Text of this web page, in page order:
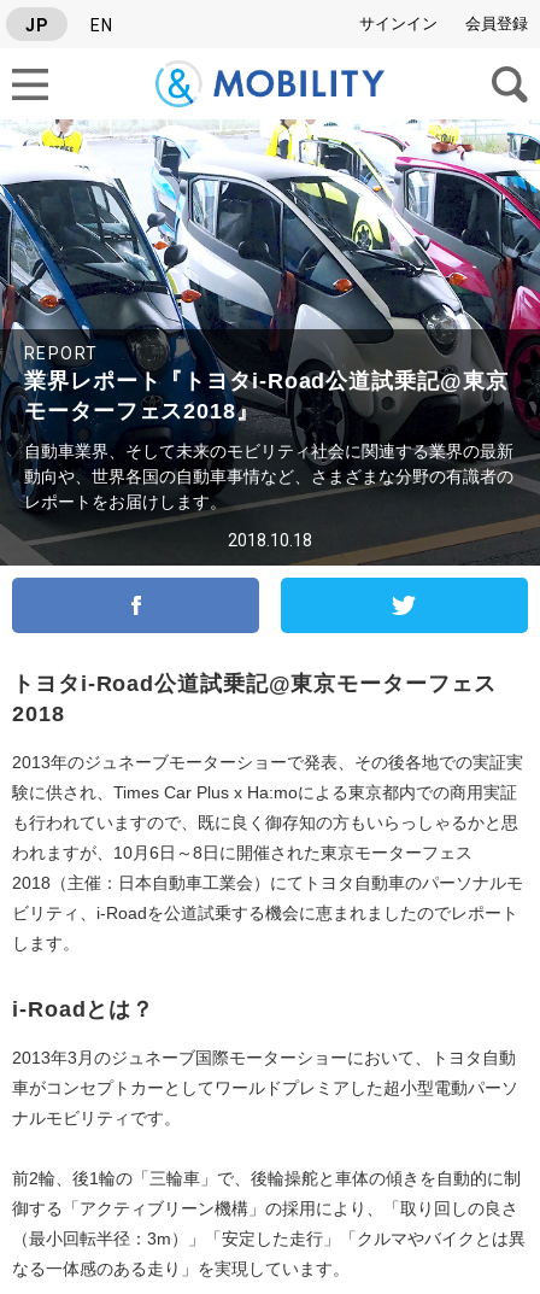
JP EN サインイン 会員登録
タグから検索
SERIES
#Israel News Letter #グルーバル自動車ニュース #業界レポート
REPORT
業界レポート『トヨタi-Road公道試乗記@東京
モーターフェス2018』
自動車業界、そして未来のモビリティ社会に関連する業界の最新
動向や、世界各国の自動車事情など、さまざまな分野の有識者の
レポートをお届けします。
2018.10.18
トヨタi-Road公道試乗記@東京モーターフェス
2018
2013年のジュネーブモーターショーで発表、その後各地での実証実
験に供され、Times Car Plus x Ha:moによる東京都内での商用実証
も行われていますので、既に良く御存知の方もいらっしゃるかと思
われますが、10月6日～8日に開催された東京モーターフェス
2018（主催：日本自動車工業会）にてトヨタ自動車のパーソナルモ
ビリティ、i-Roadを公道試乗する機会に恵まれましたのでレポート
します。
i-Roadとは？
2013年3月のジュネーブ国際モーターショーにおいて、トヨタ自動
車がコンセプトカーとしてワールドプレミアした超小型電動パーソ
ナルモビリティです。
前2輪、後1輪の「三輪車」で、後輪操舵と車体の傾きを自動的に制
御する「アクティブリーン機構」の採用により、「取り回しの良さ
（最小回転半径：3m）」「安定した走行」「クルマやバイクとは異
なる一体感のある走り」を実現しています。